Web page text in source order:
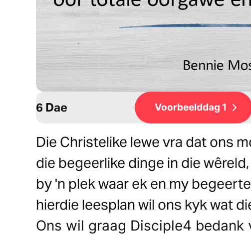
6 Dae Voorbeelddag 1
Die Christelike lewe vra dat ons
die begeerlike dinge in die
by 'n plek waar ek en my
hierdie leesplan wil ons kyk wat
Ons wil graag Disciple4